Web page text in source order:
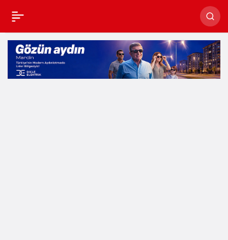
Geri Dönüşümden
Ekonomiye 630
Milyon TL Katkı!